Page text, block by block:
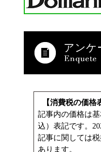
アンケ
【消費税の価格
記事内の価格は
込）表記です。
記事に関しては
あります。